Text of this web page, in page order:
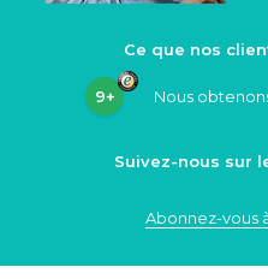
Ce que nos
9+ Nous
Suivez-nous sur
Abonnez-vous